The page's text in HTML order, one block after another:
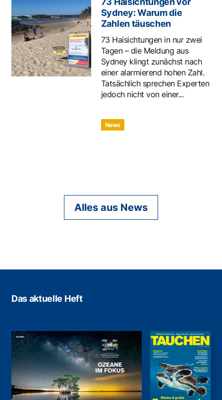
Sydney: Warum die
Zahlen täuschen
73 Haisichtungen in nur zwei
Tagen – die Meldung aus
Sydney klingt zunächst nach
einer alarmierend hohen Zahl.
Tatsächlich sprechen Experten
jedoch nicht von einer...
News
Alles aus News
Das aktuelle Heft